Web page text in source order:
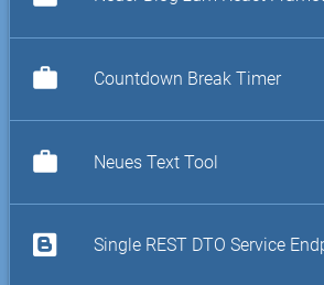
work Countdown Break Timer
work Neues Text Tool
Single REST DTO Service